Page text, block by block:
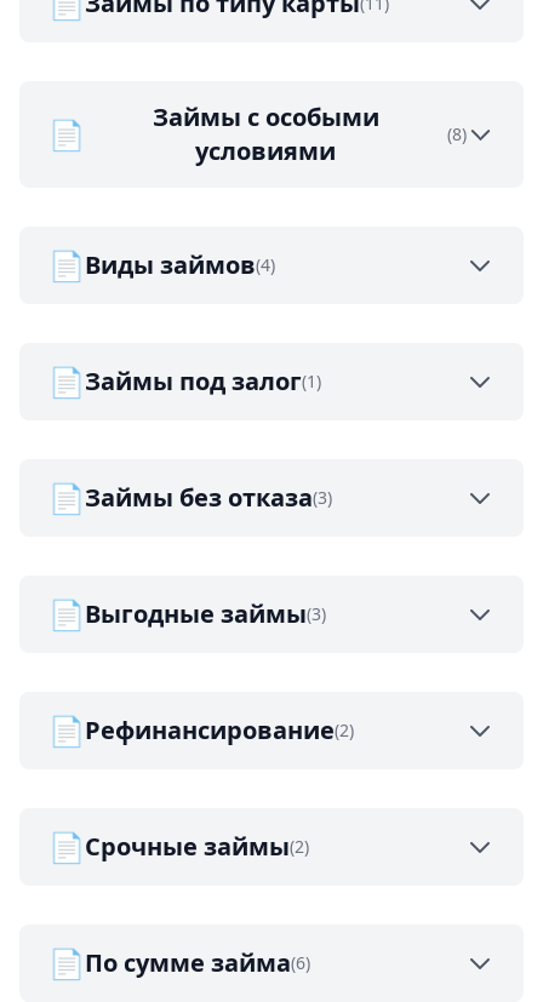
📄
Займы с особыми
условиями
(8)
📄Виды займов(4)
📄Займы под залог(1)
📄Займы без отказа(3)
📄Выгодные займы(3)
📄Рефинансирование(2)
📄Срочные займы(2)
📄По сумме займа(6)